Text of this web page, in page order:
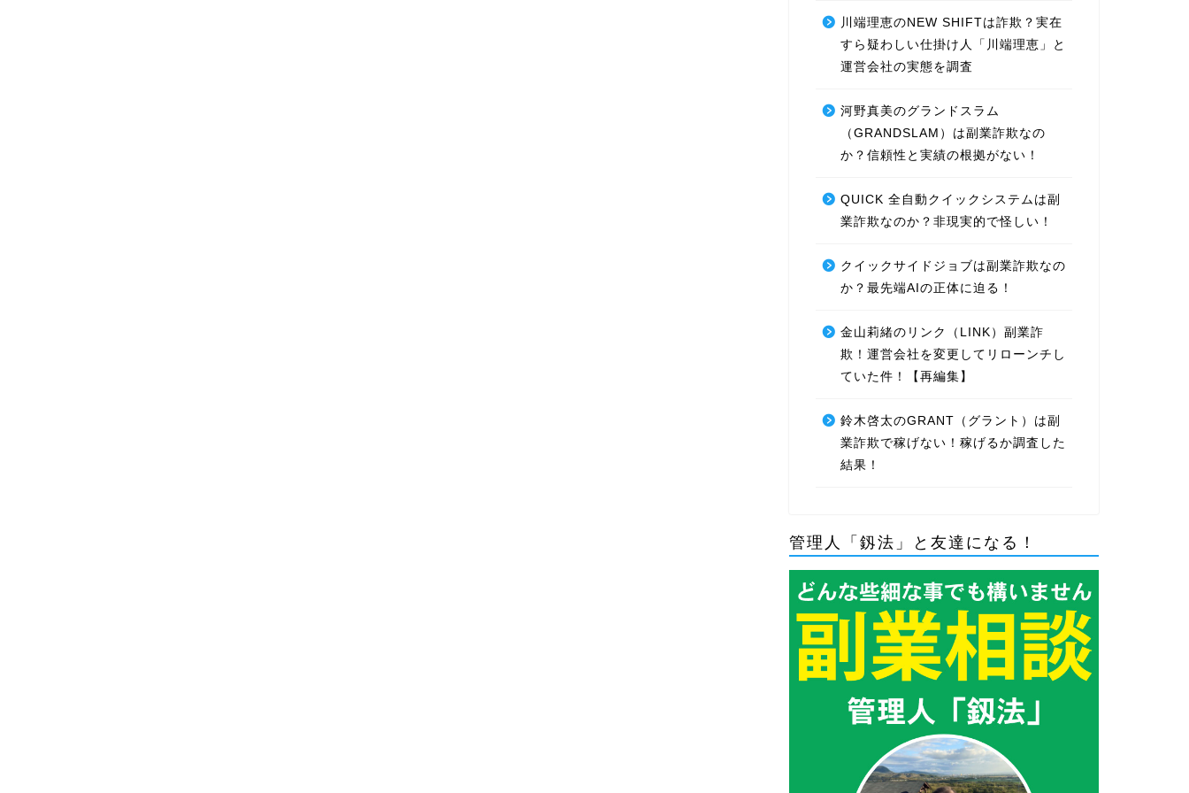
川端理恵のNEW SHIFTは詐欺？実在
すら疑わしい仕掛け人「川端理恵」と
運営会社の実態を調査
河野真美のグランドスラム
（GRANDSLAM）は副業詐欺なの
か？信頼性と実績の根拠がない！
QUICK 全自動クイックシステムは副
業詐欺なのか？非現実的で怪しい！
クイックサイドジョブは副業詐欺なの
か？最先端AIの正体に迫る！
金山莉緒のリンク（LINK）副業詐
欺！運営会社を変更してリローンチし
ていた件！【再編集】
鈴木啓太のGRANT（グラント）は副
業詐欺で稼げない！稼げるか調査した
結果！
管理人「釼法」と友達になる！